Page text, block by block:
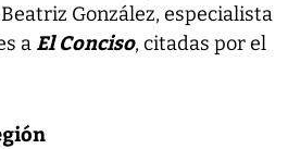
González, especialista
a El Conciso, citadas por el